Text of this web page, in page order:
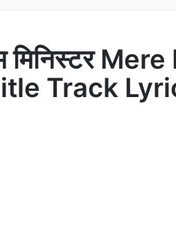
मिनिस्टर
Track